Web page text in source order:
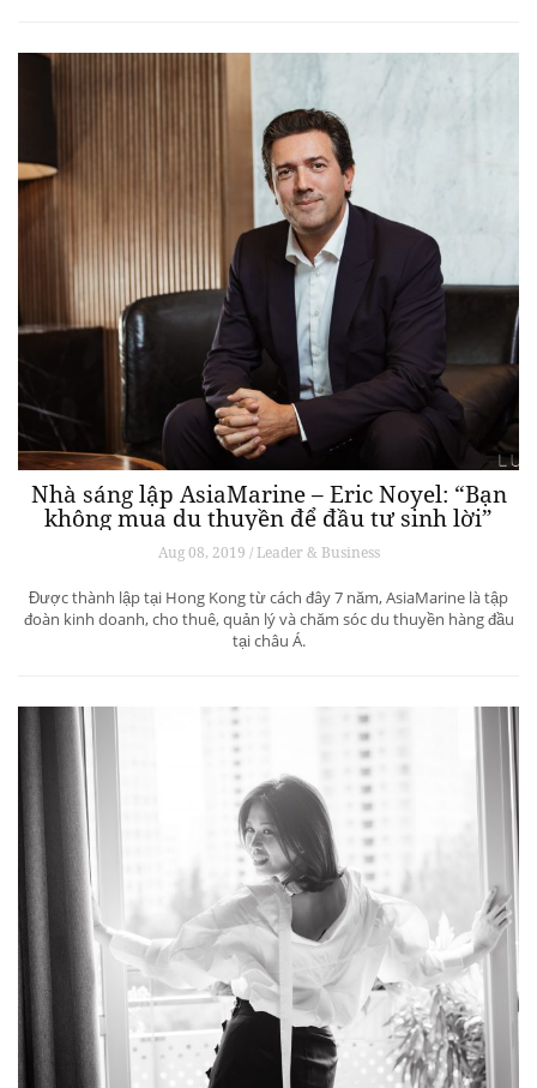
Nhà sáng lập AsiaMarine – Eric Noyel: “Bạn
không mua du thuyền để đầu tư sinh lời”
Aug 08, 2019 / Leader & Business
Được thành lập tại Hong Kong từ cách đây 7 năm, AsiaMarine là tập
đoàn kinh doanh, cho thuê, quản lý và chăm sóc du thuyền hàng đầu
tại châu Á.